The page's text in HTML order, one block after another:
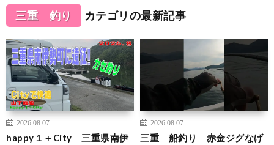
三重 釣り カテゴリの最新記事
2026.08.07
happy１＋City 三重県南伊
2026.08.07
三重 船釣り 赤金ジグなげ